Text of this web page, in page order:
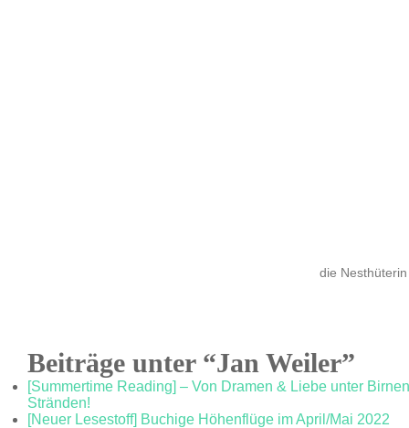
die Nesthüterin
Beiträge unter “Jan Weiler”
[Summertime Reading] – Von Dramen & Liebe unter
Stränden!
[Neuer Lesestoff] Buchige Höhenflüge im April/Mai 2022